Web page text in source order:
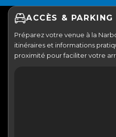
ACCÈS & PARKING
Préparez votre venue à la
itinéraires et informations
proximité pour faciliter votre